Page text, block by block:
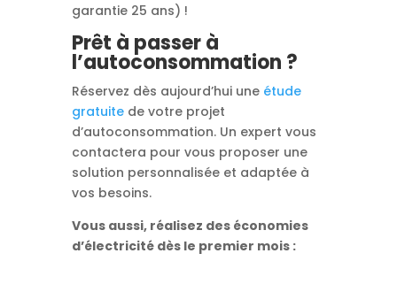
garantie 25 ans) !
Prêt à passer à
l’autoconsommation ?
Réservez dès aujourd’hui une étude
gratuitede votre projet
d’autoconsommation. Un expert vous
contactera pour vous proposer une
solution personnalisée et adaptée à
vos besoins.
Vous aussi, réalisez des économies
d’électricité dès le premier mois :